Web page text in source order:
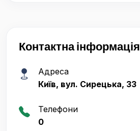
Контактна інформація
Адреса
Київ, вул. Сирецька, 33
Телефони
0